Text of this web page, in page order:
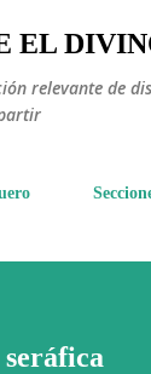
al contenido
EL
relevante de